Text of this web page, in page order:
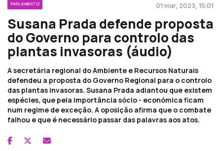
PARLAMENTO 01 mar, 2023, 15:01
Susana Prada defende proposta
do Governo para controlo das
plantas invasoras (áudio)
A secretária regional do Ambiente e Recursos Naturais
defendeu a proposta do Governo Regional para o controlo
das plantas invasoras. Susana Prada adiantou que existem
espécies, que pela importância sócio - económica ficam
num regime de exceção. A oposição afirma que o combate
falhou e que é necessário passar das palavras aos atos.